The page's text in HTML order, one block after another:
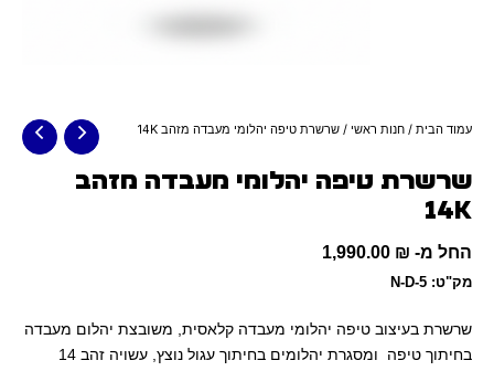
עמוד הבית / חנות ראשי / שרשרת טיפה יהלומי מעבדה מזהב 14K
שרשרת טיפה יהלומי מעבדה מזהב
14K
החל מ- 1,990.00 ₪
מק"ט: N-D-5
שרשרת בעיצוב טיפה יהלומי מעבדה קלאסית, משובצת יהלום מעבדה
בחיתוך טיפה ומסגרת יהלומים בחיתוך עגול נוצץ, עשויה זהב 14